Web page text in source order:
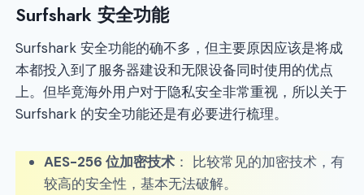
Surfshark 安全功能
Surfshark 安全功能的确不多，但主要原因应该是将成
本都投入到了服务器建设和无限设备同时使用的优点
上。但毕竟海外用户对于隐私安全非常重视，所以关于
Surfshark 的安全功能还是有必要进行梳理。
AES-256 位加密技术 ： 比较常见的加密技术，有
较高的安全性，基本无法破解。